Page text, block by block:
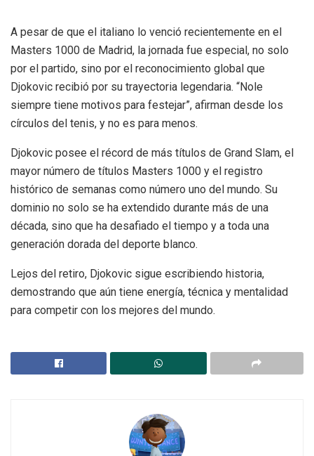
A pesar de que el italiano lo venció recientemente en el
Masters 1000 de Madrid, la jornada fue especial, no solo
por el partido, sino por el reconocimiento global que
Djokovic recibió por su trayectoria legendaria. “Nole
siempre tiene motivos para festejar”, afirman desde los
círculos del tenis, y no es para menos.
Djokovic posee el récord de más títulos de Grand Slam, el
mayor número de títulos Masters 1000 y el registro
histórico de semanas como número uno del mundo. Su
dominio no solo se ha extendido durante más de una
década, sino que ha desafiado el tiempo y a toda una
generación dorada del deporte blanco.
Lejos del retiro, Djokovic sigue escribiendo historia,
demostrando que aún tiene energía, técnica y mentalidad
para competir con los mejores del mundo.